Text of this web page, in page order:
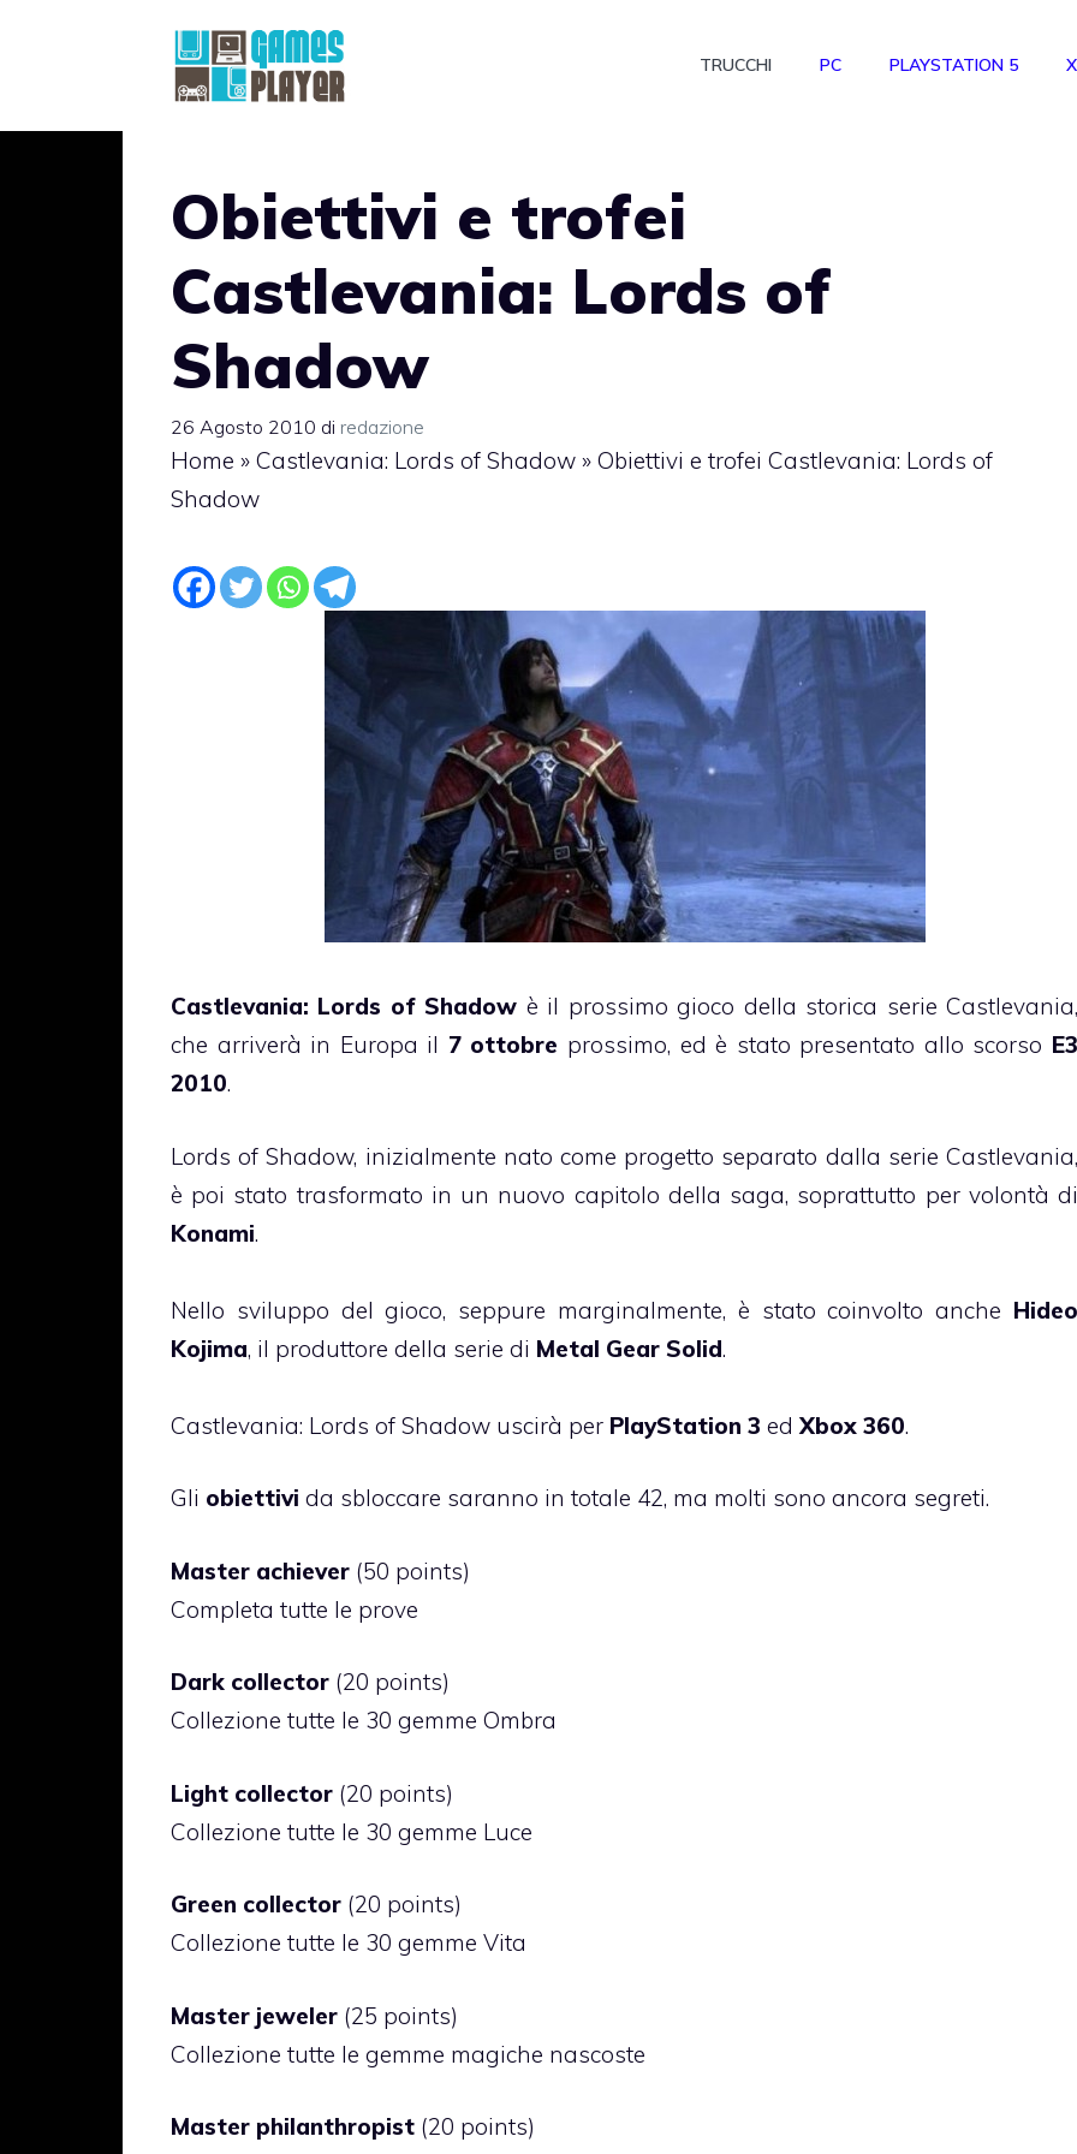
TRUCCHI PC PLAYSTATION 5
Obiettivi e trofei
Castlevania: Lords of
Shadow
26 Agosto 2010 di redazione
Home » Castlevania: Lords of Shadow » Obiettivi e trofei Castlevania: Lords of
Shadow
Castlevania: Lords of Shadow è il prossimo gioco della storica serie Castlevania,
che arriverà in Europa il 7 ottobre prossimo, ed è stato presentato allo scorso E3
2010.
Lords of Shadow, inizialmente nato come progetto separato dalla serie Castlevania,
è poi stato trasformato in un nuovo capitolo della saga, soprattutto per volontà di
Konami.
Nello sviluppo del gioco, seppure marginalmente, è stato coinvolto anche Hideo
Kojima, il produttore della serie di Metal Gear Solid.
Castlevania: Lords of Shadow uscirà per PlayStation 3 edXbox 360.
Gli obiettivi da sbloccare saranno in totale 42, ma molti sono ancora segreti.
Master achiever (50 points)
Completa tutte le prove
Dark collector (20 points)
Collezione tutte le 30 gemme Ombra
Light collector (20 points)
Collezione tutte le 30 gemme Luce
Green collector (20 points)
Collezione tutte le 30 gemme Vita
Master jeweler (25 points)
Collezione tutte le gemme magiche nascoste
Master philanthropist (20 points)